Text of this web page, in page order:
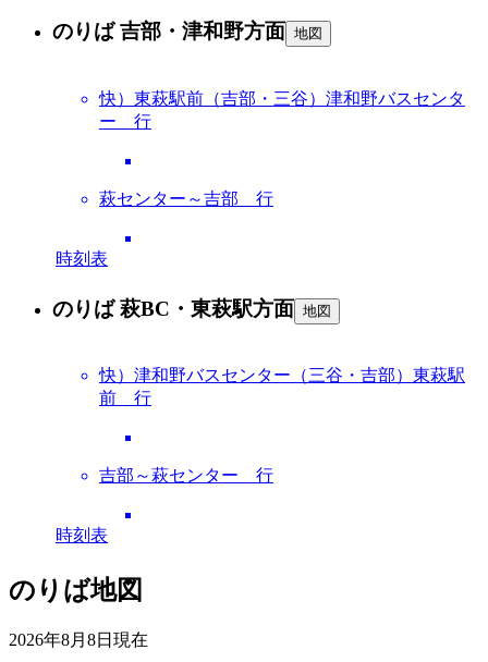
のりば 吉部・津和野方面 地図
快）東萩駅前（吉部・三谷）津和野バスセンタ
ー 行
萩センター～吉部 行
時刻表
のりば 萩BC・東萩駅方面 地図
快）津和野バスセンター（三谷・吉部）東萩駅
前 行
吉部～萩センター 行
時刻表
のりば地図
2026年8月8日 現在